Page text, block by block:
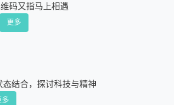
码又指马上相遇
更多
结合，探讨科技与精神
多